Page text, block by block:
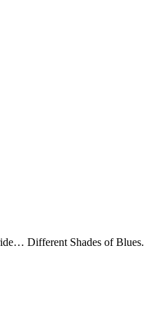
Different Shades of Blues.